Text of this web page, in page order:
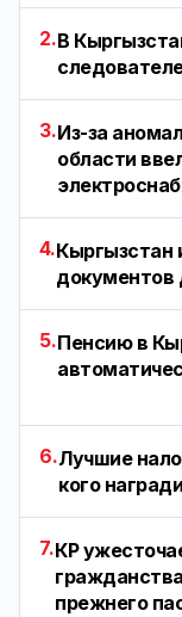
2.В
3.Из-за
области
4.Кыргызстан
документов
5.Пенсию в
6.Лучшие
кого
7.КР
прежнего